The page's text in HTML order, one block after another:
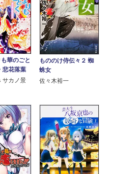
華のごと
悲花落葉
サカノ景
もののけ侍伝々２ 蜘
蛛女
佐々木裕一